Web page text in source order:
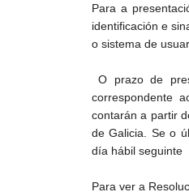
Para a
identificación e
o sistema de
O prazo de
correspondente
contarán a partir
de Galicia. Se o
día hábil seguinte
Para ver a